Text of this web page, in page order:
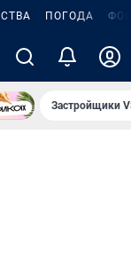
ПОГОДА
Застройщики